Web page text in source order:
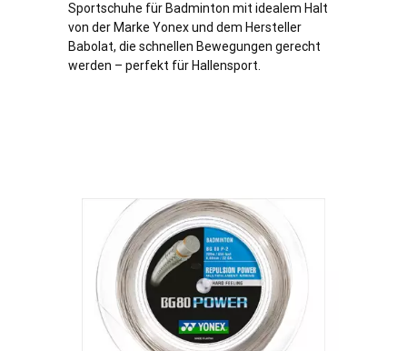
Sportschuhe für Badminton mit idealem Halt
von der Marke Yonex und dem Hersteller
Babolat, die schnellen Bewegungen gerecht
werden – perfekt für Hallensport.